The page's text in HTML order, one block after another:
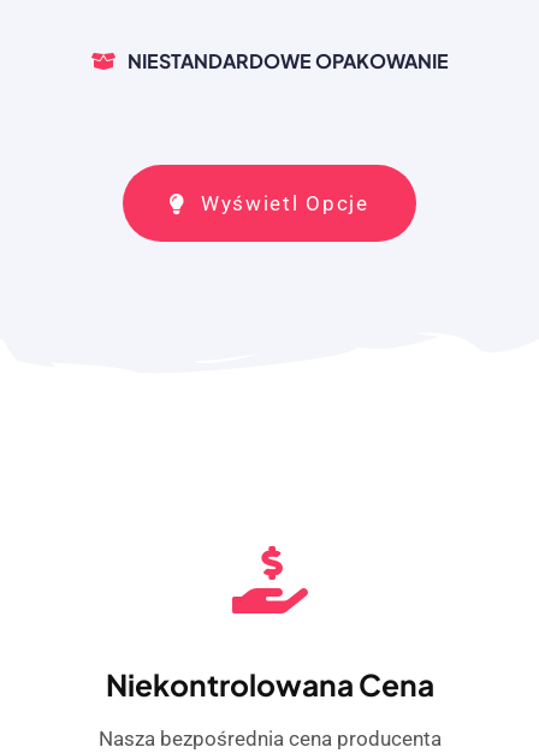
NIESTANDARDOWE OPAKOWANIE
Wyświetl Opcje
Niekontrolowana Cena
Nasza bezpośrednia cena producenta